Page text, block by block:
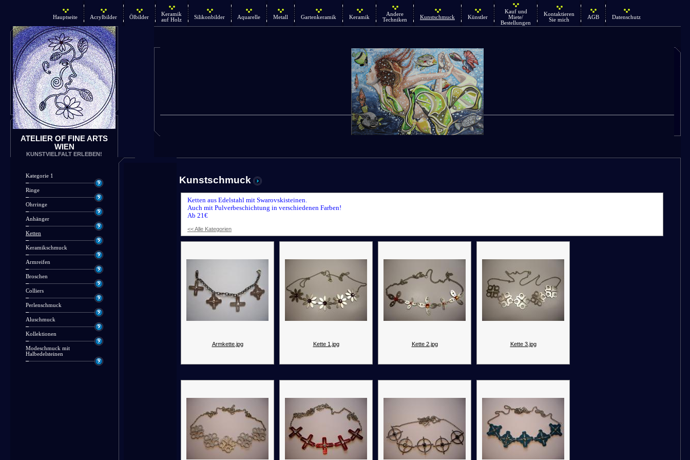
Hauptseite Acrylbilder Ölbilder
Keramik
auf Holz
Silikonbilder Aquarelle Metall Gartenkeramik Keramik
Andere
Techniken
Kunstschmuck Künstler
Kauf und
Miete/
Bestellungen
Kontaktieren
Sie mich
AGB Datenschutz
ATELIER OF FINE ARTS
WIEN
KUNSTVIELFALT ERLEBEN!
Kategorie 1
Ringe
Ohrringe
Anhänger
Ketten
Keramikschmuck
Armreifen
Broschen
Colliers
Perlenschmuck
Aluschmuck
Kollektionen
Modeschmuck mit
Halbedelsteinen
Kunstschmuck
Ketten aus Edelstahl mit Swarovskisteinen.
Auch mit Pulverbeschichtung in verschiedenen Farben!
Ab 21€
<< Alle Kategorien
Armkette.jpg Kette 1.jpg Kette 2.jpg Kette 3.jpg